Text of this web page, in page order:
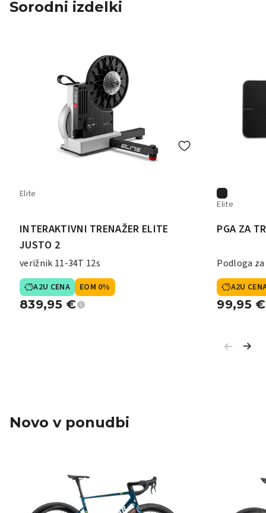
Sorodni izdelki
Elite
INTERAKTIVNI TRENAŽER ELITE
JUSTO 2
verižnik 11-34T 12s
A2U CENA EOM 0%
839,95 €
Elite
PGA ZA
Podloga
A2U
99,95 €
Novo v ponudbi